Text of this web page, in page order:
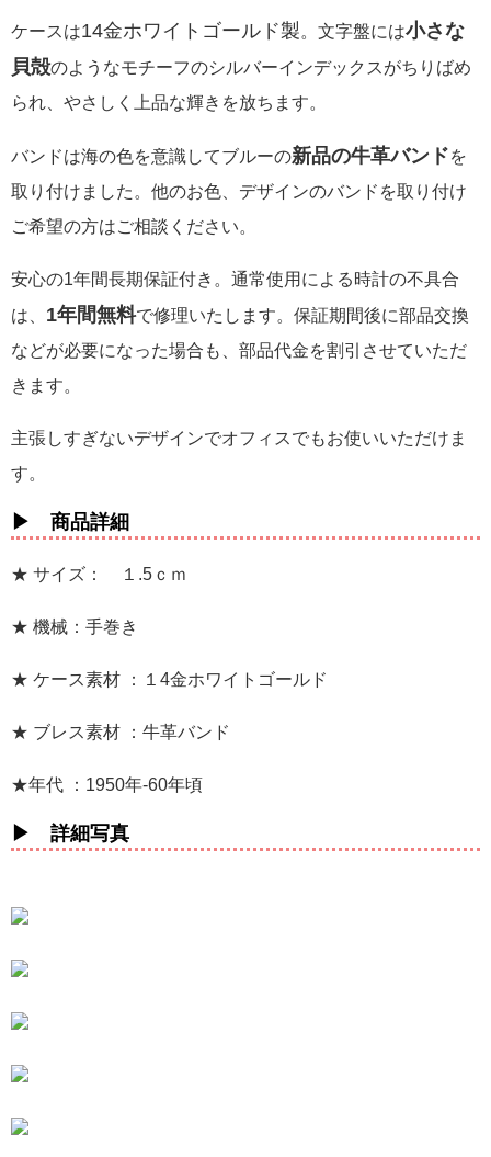
ケースは14金ホワイトゴールド製。文字盤には小さな
貝殻のようなモチーフのシルバーインデックスがちりばめ
られ、やさしく上品な輝きを放ちます。
バンドは海の色を意識してブルーの新品の牛革バンドを
取り付けました。他のお色、デザインのバンドを取り付け
ご希望の方はご相談ください。
安心の1年間長期保証付き。通常使用による時計の不具合
は、 1年間無料で修理いたします。保証期間後に部品交換
などが必要になった場合も、部品代金を割引させていただ
きます。
主張しすぎないデザインでオフィスでもお使いいただけま
す。
▶ 商品詳細
★ サイズ： １.5ｃｍ
★ 機械：手巻き
★ ケース素材 ：１4金ホワイトゴールド
★ ブレス素材 ：牛革バンド
★年代 ：1950年-60年頃
▶ 詳細写真